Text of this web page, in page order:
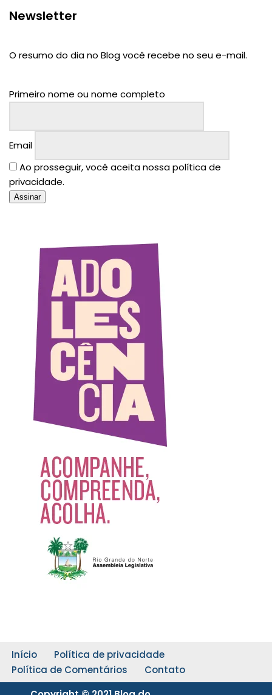
Newsletter
O resumo do dia no Blog você recebe no seu e-mail.
Primeiro nome ou nome completo
Email
Ao prosseguir, você aceita nossa política de
privacidade.
Início
Política de privacidade
Política de Comentários
Contato